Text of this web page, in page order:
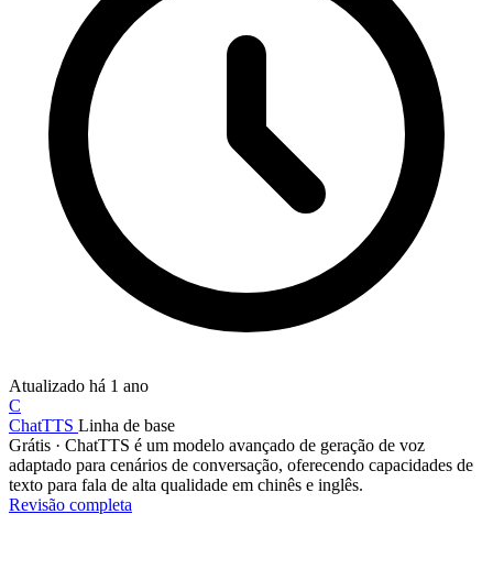
Atualizado há 1 ano
C
ChatTTS Linha de base
Grátis · ChatTTS é um modelo avançado de geração de voz
adaptado para cenários de conversação, oferecendo capacidades de
texto para fala de alta qualidade em chinês e inglês.
Revisão completa